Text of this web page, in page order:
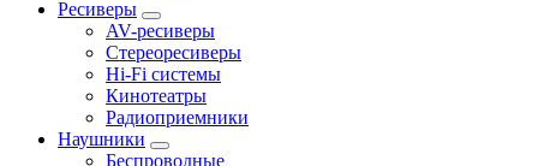
Ресиверы
AV-ресиверы
Стереоресиверы
Hi-Fi системы
Кинотеатры
Радиоприемники
Наушники
Беспроводные